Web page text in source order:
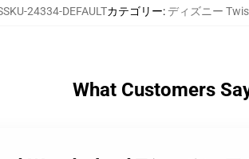
24334-DEFAULTカテゴリー:ディズニー
What Customers